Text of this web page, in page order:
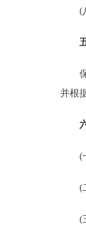
(八)
五
保
并根
六
(一)
(二)
(三)